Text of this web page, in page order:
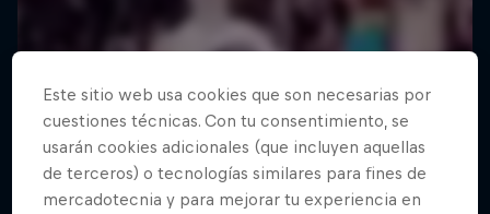
Este sitio web usa cookies que son necesarias por
cuestiones técnicas. Con tu consentimiento, se
usarán cookies adicionales (que incluyen aquellas
de terceros) o tecnologías similares para fines de
mercadotecnia y para mejorar tu experiencia en